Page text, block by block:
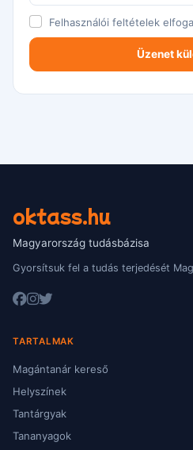
Felhasználói feltételek
oktass.hu
Magyarország tudásbázisa
Gyorsítsuk fel a tudás terjedését
TARTALMAK
Magántanár kereső
Helyszínek
Tantárgyak
Tananyagok